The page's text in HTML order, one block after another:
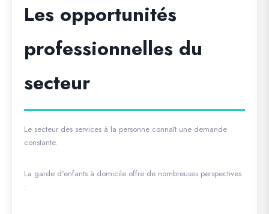
Les opportunités
professionnelles du
secteur
Le secteur des services à la personne connaît une demande
constante.
La garde d'enfants à domicile offre de nombreuses perspectives
: